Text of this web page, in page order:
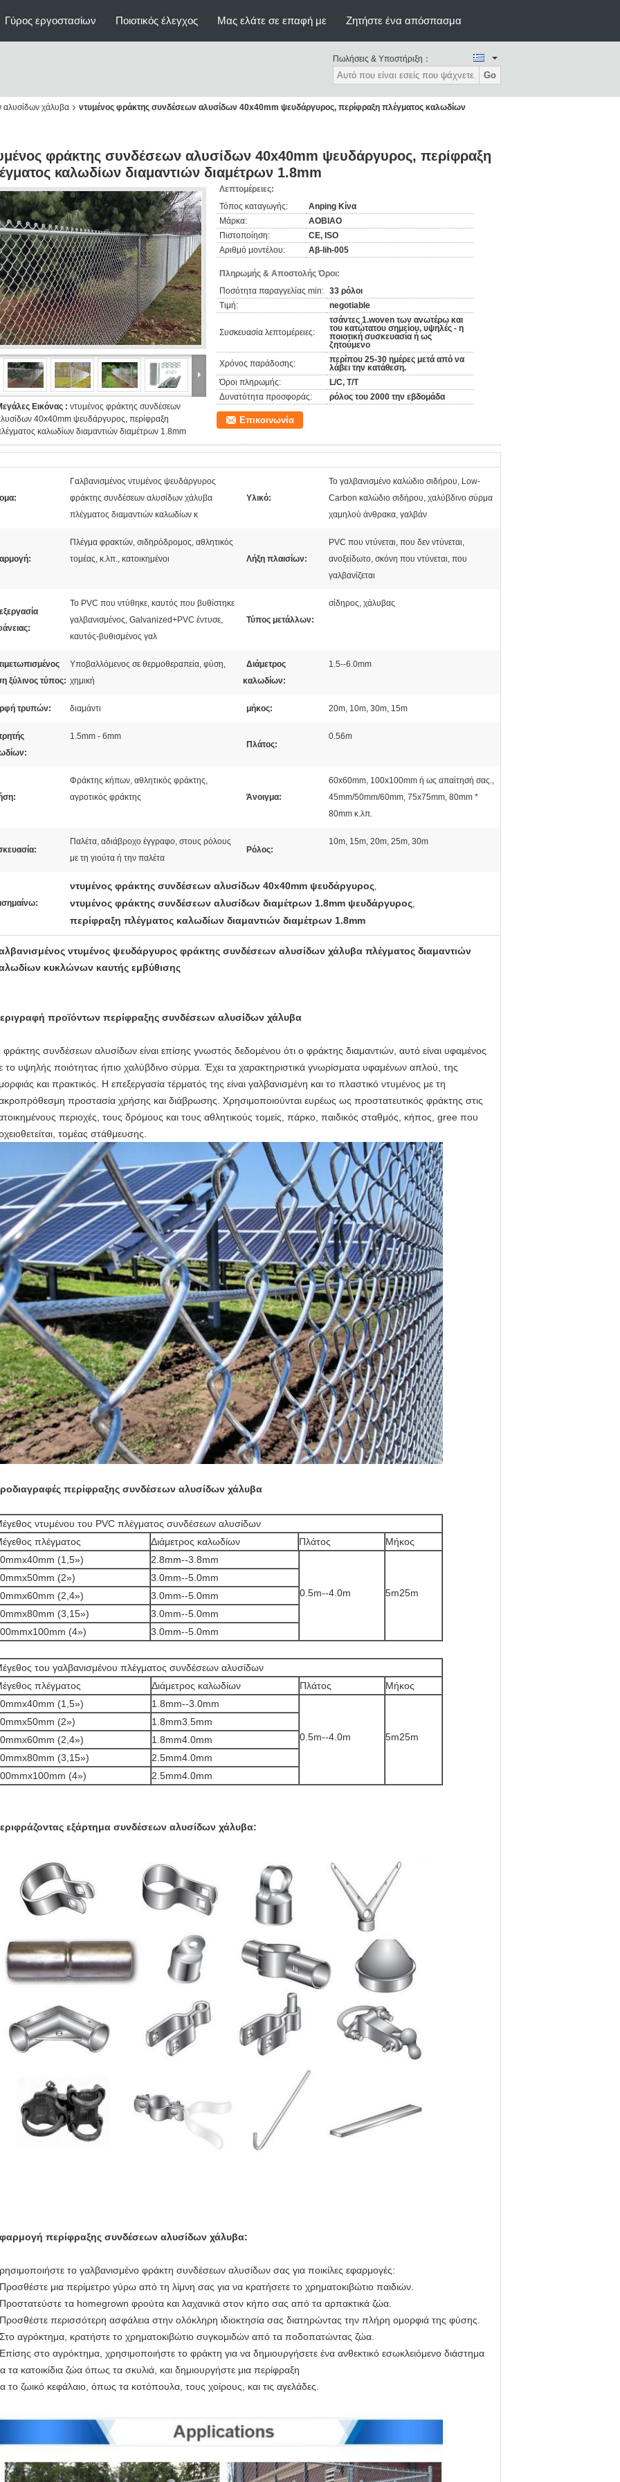
Γύρος εργοστασίων Ποιοτικός έλεγχος Μας ελάτε σε επαφή με Ζητήστε ένα απόσπασμα
Πωλήσεις & Υποστήριξη：
Go
αλυσίδων χάλυβα ντυμένος φράκτης συνδέσεων αλυσίδων 40x40mm ψευδάργυρος, περίφραξη πλέγματος καλωδίων
φράκτης συνδέσεων αλυσίδων 40x40mm ψευδάργυρος, περίφραξη
καλωδίων διαμαντιών διαμέτρων 1.8mm
Εικόνας : ντυμένος φράκτης συνδέσεων
40x40mm ψευδάργυρος, περίφραξη
καλωδίων διαμαντιών διαμέτρων 1.8mm
Λεπτομέρειες:
Τόπος καταγωγής:
Anping Κίνα
Μάρκα:
AOBIAO
Πιστοποίηση:
CE, ISO
Αριθμό μοντέλου:
Αβ-lih-005
Πληρωμής & Αποστολής Όροι:
Ποσότητα παραγγελίας min: 33 ρόλοι
Τιμή:
negotiable
Συσκευασία λεπτομέρειες:
τσάντες 1.woven των ανωτέρω και
του κατώτατου σημείου, υψηλές - η
ποιοτική συσκευασία ή ως
ζητούμενο
Χρόνος παράδοσης:
περίπου 25-30 ημέρες μετά από να
λάβει την κατάθεση.
Όροι πληρωμής:
L/C, T/T
Δυνατότητα προσφοράς:
ρόλος του 2000 την εβδομάδα
Επικοινωνία
Γαλβανισμένος ντυμένος ψευδάργυρος
φράκτης συνδέσεων αλυσίδων χάλυβα
πλέγματος διαμαντιών καλωδίων κ
Υλικό:
Το γαλβανισμένο καλώδιο σιδήρου, Low-
Carbon καλώδιο σιδήρου, χαλύβδινο σύρμα
χαμηλού άνθρακα, γαλβάν
Πλέγμα φρακτών, σιδηρόδρομος, αθλητικός
τομέας, κ.λπ., κατοικημένοι
Λήξη πλαισίων:
PVC που ντύνεται, που δεν ντύνεται,
ανοξείδωτο, σκόνη που ντύνεται, που
γαλβανίζεται
Το PVC που ντύθηκε, καυτός που βυθίστηκε
γαλβανισμένος, Galvanized+PVC έντυσε,
καυτός-βυθισμένος γαλ
Τύπος μετάλλων:
σίδηρος, χάλυβας
ξύλινος τύπος:
Υποβαλλόμενος σε θερμοθεραπεία, φύση,
χημική
Διάμετρος
καλωδίων:
1.5--6.0mm
τρυπών: διαμάντι μήκος: 20m, 10m, 30m, 15m
1.5mm - 6mm
Πλάτος:
0.56m
Φράκτης κήπων, αθλητικός φράκτης,
αγροτικός φράκτης
Άνοιγμα:
60x60mm, 100x100mm ή ως απαίτησή σας.,
45mm/50mm/60mm, 75x75mm, 80mm *
80mm κ.λπ.
Παλέτα, αδιάβροχο έγγραφο, στους ρόλους
με τη γιούτα ή την παλέτα
Ρόλος:
10m, 15m, 20m, 25m, 30m
ντυμένος φράκτης συνδέσεων αλυσίδων 40x40mm ψευδάργυρος,
ντυμένος φράκτης συνδέσεων αλυσίδων διαμέτρων 1.8mm ψευδάργυρος,
περίφραξη πλέγματος καλωδίων διαμαντιών διαμέτρων 1.8mm
ντυμένος ψευδάργυρος φράκτης συνδέσεων αλυσίδων χάλυβα πλέγματος διαμαντιών
κυκλώνων καυτής εμβύθισης
προϊόντων περίφραξης συνδέσεων αλυσίδων χάλυβα
συνδέσεων αλυσίδων είναι επίσης γνωστός δεδομένου ότι ο φράκτης διαμαντιών, αυτό είναι υφαμένος
το υψηλής ποιότητας ήπιο χαλύβδινο σύρμα. Έχει τα χαρακτηριστικά γνωρίσματα υφαμένων απλού, της
και πρακτικός. Η επεξεργασία τέρματός της είναι γαλβανισμένη και το πλαστικό ντυμένος με τη
προστασία χρήσης και διάβρωσης. Χρησιμοποιούνται ευρέως ως προστατευτικός φράκτης στις
περιοχές, τους δρόμους και τους αθλητικούς τομείς, πάρκο, παιδικός σταθμός, κήπος, gree που
τομέας στάθμευσης.
περίφραξης συνδέσεων αλυσίδων χάλυβα
ντυμένου του PVC πλέγματος συνδέσεων αλυσίδων
πλέγματος
Διάμετρος καλωδίων Πλάτος
Μήκος
(1,5»)
2.8mm--3.8mm
0.5m--4.0m 5m25m
(2»)
3.0mm--5.0mm
(2,4»)
3.0mm--5.0mm
(3,15»)
3.0mm--5.0mm
(4»)
3.0mm--5.0mm
του γαλβανισμένου πλέγματος συνδέσεων αλυσίδων
πλέγματος
Διάμετρος καλωδίων Πλάτος
Μήκος
(1,5»)
1.8mm--3.0mm
0.5m--4.0m 5m25m
(2»)
1.8mm3.5mm
(2,4»)
1.8mm4.0mm
(3,15»)
2.5mm4.0mm
(4»)
2.5mm4.0mm
εξάρτημα συνδέσεων αλυσίδων χάλυβα:
περίφραξης συνδέσεων αλυσίδων χάλυβα:
το γαλβανισμένο φράκτη συνδέσεων αλυσίδων σας για ποικίλες εφαρμογές:
μια περίμετρο γύρω από τη λίμνη σας για να κρατήσετε το χρηματοκιβώτιο παιδιών.
τα homegrown φρούτα και λαχανικά στον κήπο σας από τα αρπακτικά ζώα.
περισσότερη ασφάλεια στην ολόκληρη ιδιοκτησία σας διατηρώντας την πλήρη ομορφιά της φύσης.
αγρόκτημα, κρατήστε το χρηματοκιβώτιο συγκομιδών από τα ποδοπατώντας ζώα.
στο αγρόκτημα, χρησιμοποιήστε το φράκτη για να δημιουργήσετε ένα ανθεκτικό εσωκλειόμενο διάστημα
τα κατοικίδια ζώα όπως τα σκυλιά, και δημιουργήστε μια περίφραξη
το ζωικό κεφάλαιο, όπως τα κοτόπουλα, τους χοίρους, και τις αγελάδες.